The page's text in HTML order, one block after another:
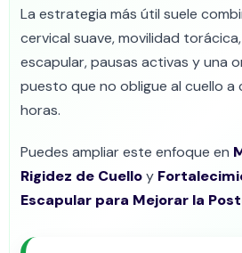
La estrategia más útil suele
cervical suave, movilidad
escapular, pausas activas y una
puesto que no obligue al cuello
horas.
Puedes ampliar este enfoque en
Rigidez de Cuelloy
Escapular para Mejorar la